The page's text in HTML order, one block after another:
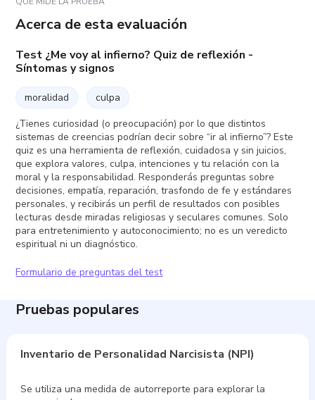
Acerca de esta evaluación
Test ¿Me voy al infierno? Quiz de reflexión -
Síntomas y signos
moralidad
culpa
¿Tienes curiosidad (o preocupación) por lo que distintos
sistemas de creencias podrían decir sobre “ir al infierno”? Este
quiz es una herramienta de reflexión, cuidadosa y sin juicios,
que explora valores, culpa, intenciones y tu relación con la
moral y la responsabilidad. Responderás preguntas sobre
decisiones, empatía, reparación, trasfondo de fe y estándares
personales, y recibirás un perfil de resultados con posibles
lecturas desde miradas religiosas y seculares comunes. Solo
para entretenimiento y autoconocimiento; no es un veredicto
espiritual ni un diagnóstico.
Formulario de preguntas del test
Pruebas populares
Inventario de Personalidad Narcisista (NPI)
Se utiliza una medida de autorreporte para explorar la